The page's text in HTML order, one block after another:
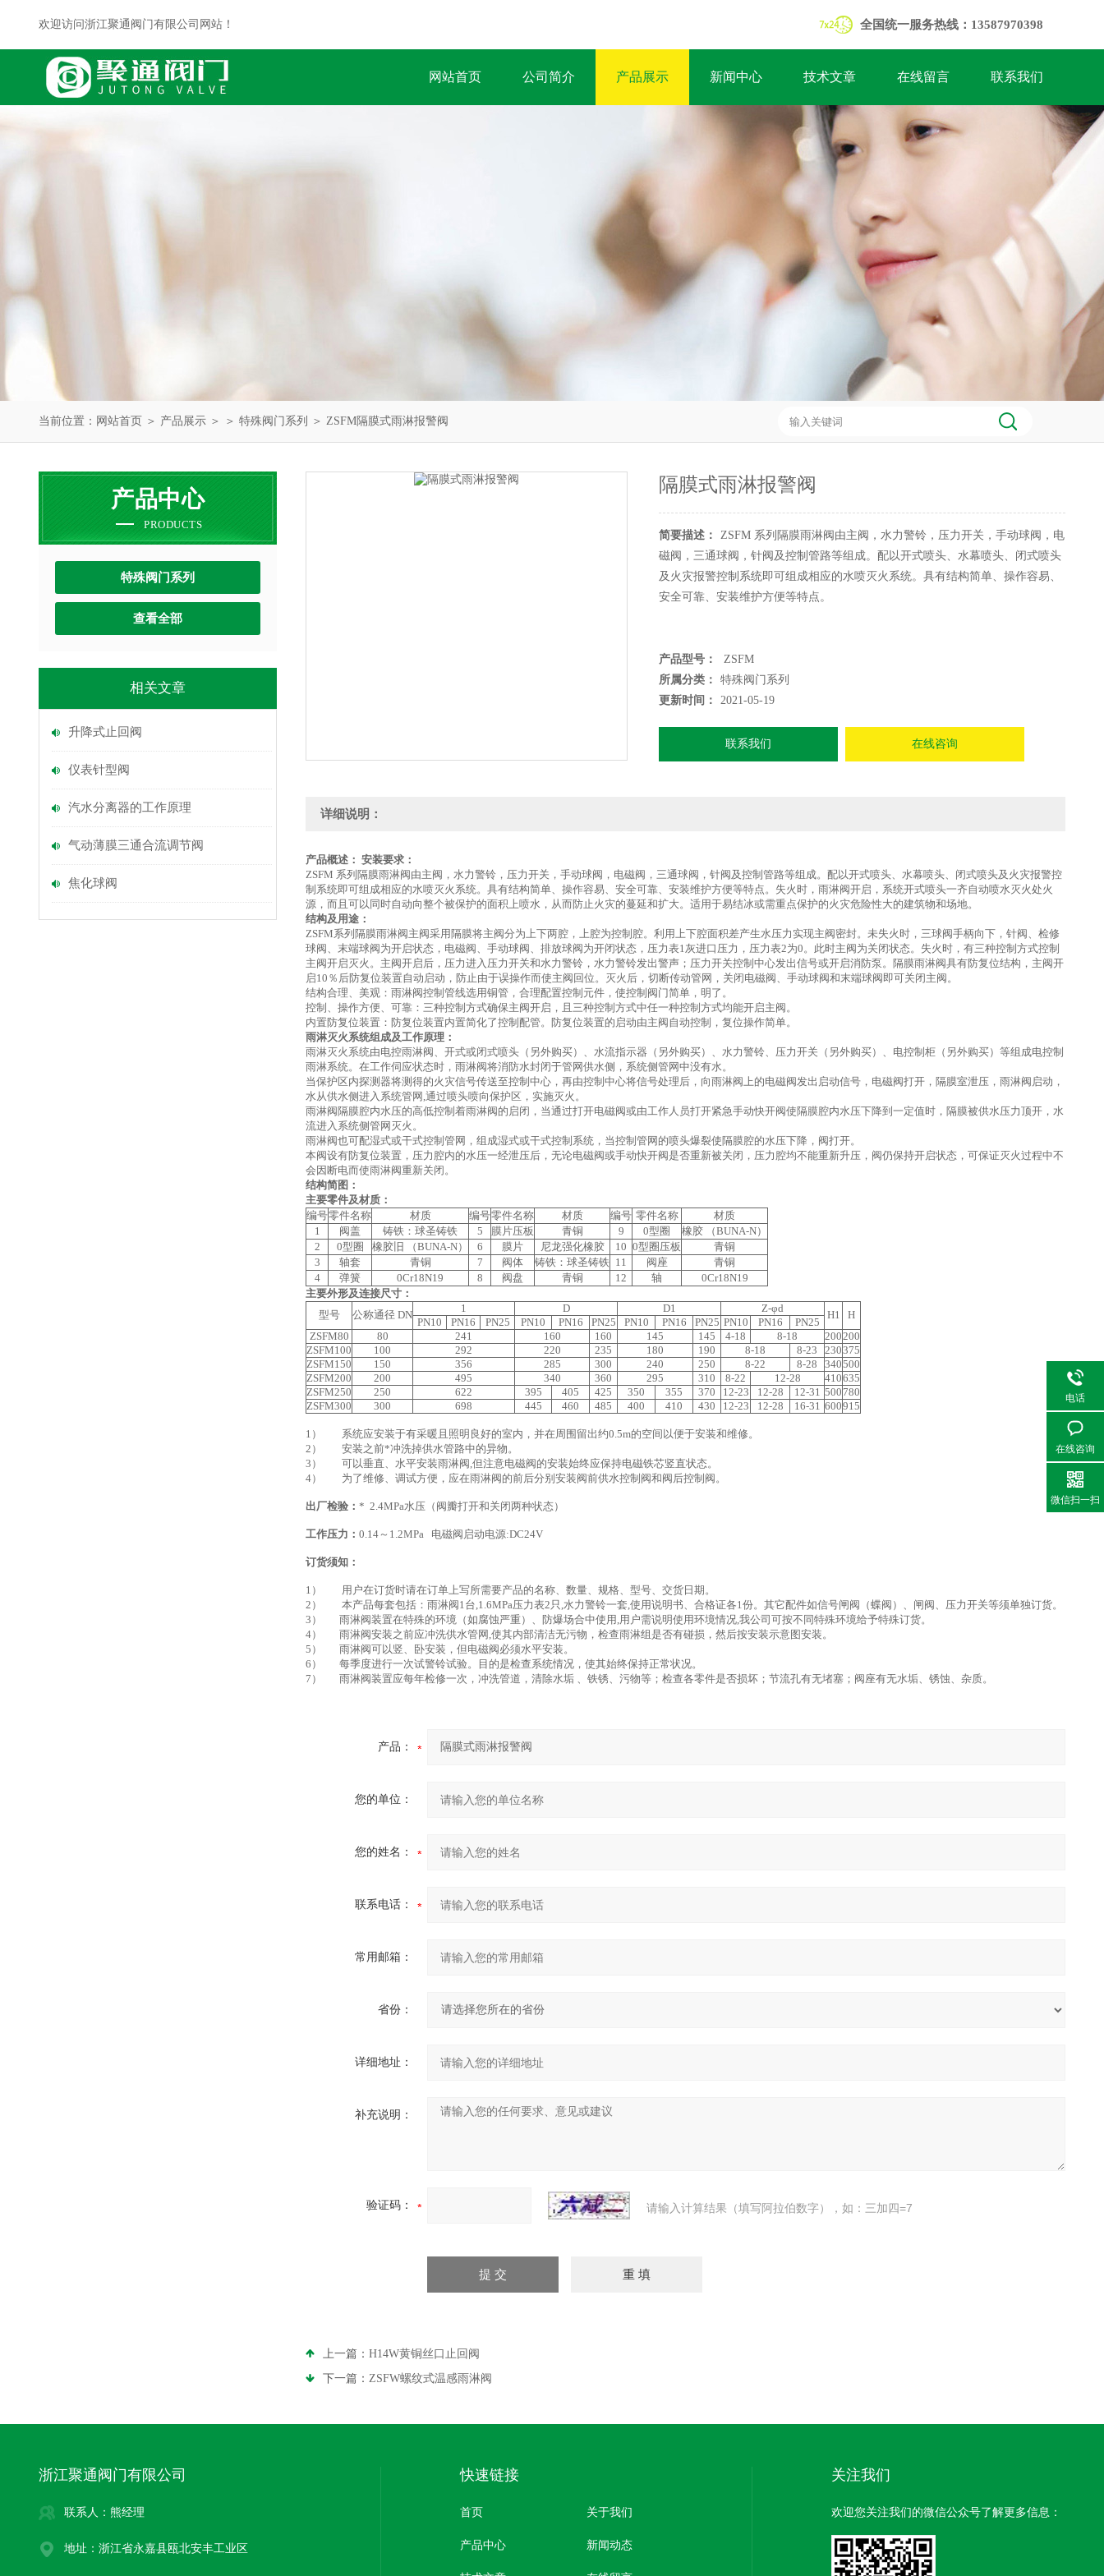
欢迎访问浙江聚通阀门有限公司网站！ 全国统一服务热线：13587970398
网站首页 公司简介 产品展示 新闻中心 技术文章 在线留言 联系我们
当前位置： 网站首页 ＞ 产品展示 ＞ ＞ 特殊阀门系列 ＞ ZSFM隔膜式雨淋报警阀
产品中心
PRODUCTS
特殊阀门系列
查看全部
相关文章
升降式止回阀
仪表针型阀
汽水分离器的工作原理
气动薄膜三通合流调节阀
焦化球阀
隔膜式雨淋报警阀
简要描述：
ZSFM 系列隔膜雨淋阀由主阀，水力警铃，压力开关，手动球阀，电
磁阀，三通球阀，针阀及控制管路等组成。配以开式喷头、水幕喷头、闭式喷头
及火灾报警控制系统即可组成相应的水喷灭火系统。具有结构简单、操作容易、
安全可靠、安装维护方便等特点。
产品型号：
ZSFM
所属分类：
特殊阀门系列
更新时间：
2021-05-19
联系我们 在线咨询
详细说明：
产品概述： 安装要求：
ZSFM 系列隔膜雨淋阀由主阀，水力警铃，压力开关，手动球阀，电磁阀，三通球阀，针阀及控制管路等组成。配以开式喷头、水幕喷头、闭式喷头及火灾报警控
制系统即可组成相应的水喷灭火系统。具有结构简单、操作容易、安全可靠、安装维护方便等特点。失火时，雨淋阀开启，系统开式喷头一齐自动喷水灭火处火
源，而且可以同时自动向整个被保护的面积上喷水，从而防止火灾的蔓延和扩大。适用于易结冰或需重点保护的火灾危险性大的建筑物和场地。
结构及用途：
ZSFM系列隔膜雨淋阀主阀采用隔膜将主阀分为上下两腔，上腔为控制腔。利用上下腔面积差产生水压力实现主阀密封。未失火时，三球阀手柄向下，针阀、检修
球阀、末端球阀为开启状态，电磁阀、手动球阀、排放球阀为开闭状态，压力表1灰进口压力，压力表2为0。此时主阀为关闭状态。失火时，有三种控制方式控制
主阀开启灭火。主阀开启后，压力进入压力开关和水力警铃，水力警铃发出警声；压力开关控制中心发出信号或开启消防泵。隔膜雨淋阀具有防复位结构，主阀开
启10％后防复位装置自动启动，防止由于误操作而使主阀回位。灭火后，切断传动管网，关闭电磁阀、手动球阀和末端球阀即可关闭主阀。
结构合理、美观：雨淋阀控制管线选用铜管，合理配置控制元件，使控制阀门简单，明了。
控制、操作方便、可靠：三种控制方式确保主阀开启，且三种控制方式中任一种控制方式均能开启主阀。
内置防复位装置：防复位装置内置简化了控制配管。防复位装置的启动由主阀自动控制，复位操作简单。
雨淋灭火系统组成及工作原理：
雨淋灭火系统由电控雨淋阀、开式或闭式喷头（另外购买）、水流指示器（另外购买）、水力警铃、压力开关（另外购买）、电控制柜（另外购买）等组成电控制
雨淋系统。在工作伺应状态时，雨淋阀将消防水封闭于管网供水侧，系统侧管网中没有水。
当保护区内探测器将测得的火灾信号传送至控制中心，再由控制中心将信号处理后，向雨淋阀上的电磁阀发出启动信号，电磁阀打开，隔膜室泄压，雨淋阀启动，
水从供水侧进入系统管网,通过喷头喷向保护区，实施灭火。
雨淋阀隔膜腔内水压的高低控制着雨淋阀的启闭，当通过打开电磁阀或由工作人员打开紧急手动快开阀使隔膜腔内水压下降到一定值时，隔膜被供水压力顶开，水
流进入系统侧管网灭火。
雨淋阀也可配湿式或干式控制管网，组成湿式或干式控制系统，当控制管网的喷头爆裂使隔膜腔的水压下降，阀打开。
本阀设有防复位装置，压力腔内的水压一经泄压后，无论电磁阀或手动快开阀是否重新被关闭，压力腔均不能重新升压，阀仍保持开启状态，可保证灭火过程中不
会因断电而使雨淋阀重新关闭。
结构简图：
主要零件及材质：
编号零件名称 材质 编号零件名称 材质 编号 零件名称
材质
1
阀盖 铸铁：球圣铸铁 5 膜片压板 青铜 9 0型圈
橡胶 （BUNA-N）
2
0型圈 橡胶旧 （BUNA-N） 6 膜片 尼龙强化橡胶 10 0型圈压板
青铜
3
轴套 青铜 7 阀体 铸铁：球圣铸铁 11 阀座
青铜
4
弹簧 0Cr18N19 8 阀盘 青铜 12 轴
0Cr18N19
主要外形及连接尺寸：
型号
公称通径 DN
1 D D1 Z-φd
H1 H
PN10 PN16 PN25 PN10 PN16 PN25 PN10 PN16 PN25 PN10 PN16
PN25
ZSFM80
80 241 160 160 145 145 4-18 8-18 200200
ZSFM100
100 292 220 235 180 190 8-18 8-23 230375
ZSFM150
150 356 285 300 240 250 8-22 8-28 340500
ZSFM200
200 495 340 360 295 310 8-22 12-28 410635
ZSFM250
250 622 395 405 425 350 355 370 12-23 12-28 12-31 500 780
ZSFM300
300 698 445 460 485 400 410 430 12-23 12-28 16-31 600915
1） 系统应安装于有采暖且照明良好的室内，并在周围留出约0.5m的空间以便于安装和维修。
2） 安装之前*冲洗掉供水管路中的异物。
3） 可以垂直、水平安装雨淋阀,但注意电磁阀的安装始终应保持电磁铁芯竖直状态。
4） 为了维修、调试方便，应在雨淋阀的前后分别安装阀前供水控制阀和阀后控制阀。
出厂检验： * 2.4MPa水压（阀瓣打开和关闭两种状态）
工作压力： 0.14～1.2MPa 电磁阀启动电源:DC24V
订货须知：
1） 用户在订货时请在订单上写所需要产品的名称、数量、规格、型号、交货日期。
2） 本产品每套包括：雨淋阀1台,1.6MPa压力表2只,水力警铃一套,使用说明书、合格证各1份。其它配件如信号闸阀（蝶阀）、闸阀、压力开关等须单独订货。
3） 雨淋阀装置在特殊的环境（如腐蚀严重）、防爆场合中使用,用户需说明使用环境情况,我公司可按不同特殊环境给予特殊订货。
4） 雨淋阀安装之前应冲洗供水管网,使其内部清洁无污物，检查雨淋组是否有碰损，然后按安装示意图安装。
5） 雨淋阀可以竖、卧安装，但电磁阀必须水平安装。
6） 每季度进行一次试警铃试验。目的是检查系统情况，使其始终保持正常状况。
7） 雨淋阀装置应每年检修一次，冲洗管道，清除水垢 、铁锈、污物等；检查各零件是否损坏；节流孔有无堵塞；阀座有无水垢、锈蚀、杂质。
产品：
您的单位：
您的姓名：
联系电话：
常用邮箱：
省份：
详细地址：
补充说明：
验证码： 请输入计算结果（填写阿拉伯数字），如：三加四=7
上一篇： H14W黄铜丝口止回阀
下一篇： ZSFW螺纹式温感雨淋阀
浙江聚通阀门有限公司
联系人：熊经理
地址：浙江省永嘉县瓯北安丰工业区
快速链接
首页 关于我们
产品中心 新闻动态
关注我们
欢迎您关注我们的微信公众号了解更多信息：
电话
在线咨询
微信扫一扫